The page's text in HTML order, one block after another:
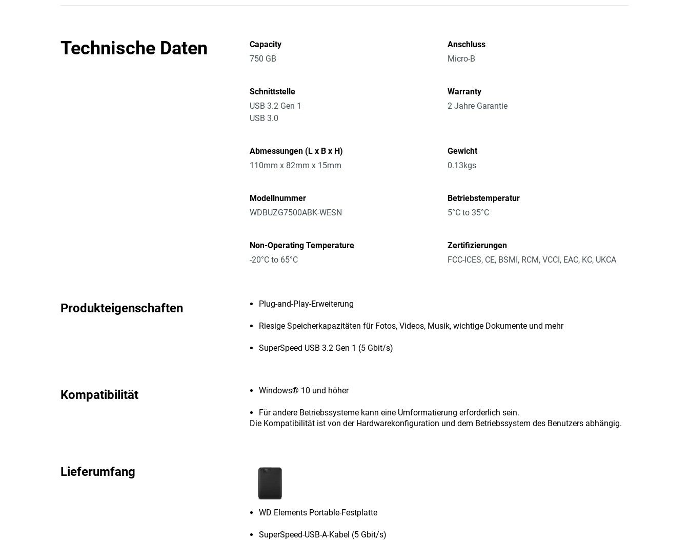
Technische Daten
Capacity
750 GB
Anschluss
Micro-B
Schnittstelle
USB 3.2 Gen 1
USB 3.0
Warranty
2 Jahre Garantie
Abmessungen (L x B x H)
110mm x 82mm x 15mm
Gewicht
0.13kgs
Modellnummer
WDBUZG7500ABK-WESN
Betriebstemperatur
5°C to 35°C
Non-Operating Temperature
-20°C to 65°C
Zertifizierungen
FCC-ICES, CE, BSMI, RCM, VCCI, EAC, KC, UKCA
Produkteigenschaften Plug-and-Play-Erweiterung
Riesige Speicherkapazitäten für Fotos, Videos, Musik, wichtige Dokumente und mehr
SuperSpeed USB 3.2 Gen 1 (5 Gbit/s)
Kompatibilität Windows® 10 und höher
Für andere Betriebssysteme kann eine Umformatierung erforderlich sein.
Die Kompatibilität ist von der Hardwarekonfiguration und dem Betriebssystem des Benutzers abhängig.
Lieferumfang
WD Elements Portable-Festplatte
SuperSpeed-USB-A-Kabel (5 Gbit/s)